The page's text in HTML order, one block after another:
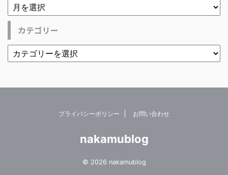
カテゴリー
プライバシーポリシー お問い合わせ
nakamublog
© 2026 nakamublog